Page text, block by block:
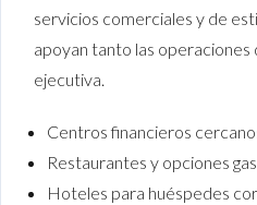
servicios comerciales y de
apoyan tanto las
ejecutiva.
Centros financieros
Restaurantes y opciones
Hoteles para huéspedes